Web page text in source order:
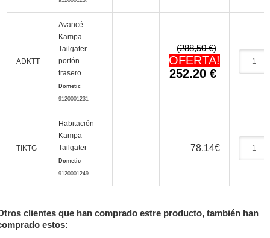
ADKTT
Avancé
Kampa
Tailgater
portón
trasero
Dometic
9120001231
(288,50 €)
OFERTA!
252.20 €
TIKTG
Habitación
Kampa
Tailgater
Dometic
9120001249
78.14€
clientes que han comprado estre producto, también han
estos: